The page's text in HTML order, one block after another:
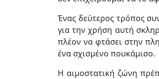
Ένας δεύτερος τρόπος
για την χρήση αυτή
πλέον να φτάσει στην
ένα σχισμένο πουκάμισο.
Η αιμοστατική ζώνη